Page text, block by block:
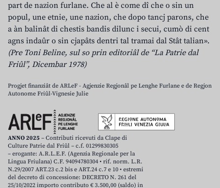
part de nazion furlane. Che al è come dî che o sin un
popul, une etnie, une nazion, che dopo tancj parons, che
a àn balinât di chestis bandis dilunc i secui, cumò di cent
agns indaûr o sin cjapâts dentri tal tramai dal Stât talian».
(Pre Toni Beline, sul so prin editoriâl de “La Patrie dal
Friûl”, Dicembar 1978)
Progjet finanziât de ARLeF - Agjenzie Regjonâl pe Lenghe Furlane e de Regjon
Autonome Friûl-Vignesie Julie
ANNO 2025 – Contributi ricevuti da Clape di
Culture Patrie dal Friûl – c.f. 01299830305
– erogante: A.R.L.E.F. (Agenzia Regionale per la
Lingua Friulana) C.F. 94094780304 • rif. norm. L.R.
N.29/2007 ART.23 c.2 bis e ART.24 c.7 e 10 • estremi
del decreto di concessione: DECRETO N. 261 del
25/10/2022 importo contributo € 3.500,00 (saldo) in